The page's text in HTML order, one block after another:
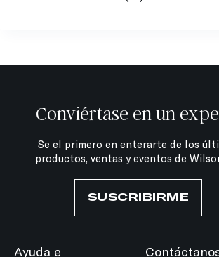
Conviértase en un
Se el primero en enterarte de los
productos, ventas y eventos de
SUSCRIBIRME
Ayuda e